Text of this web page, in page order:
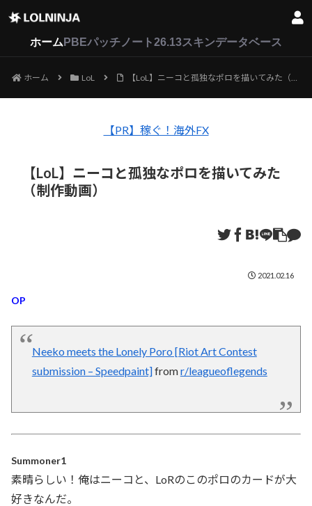
ホーム PBEパッチノート26.13スキンデータベース
ホーム LoL 【LoL】ニーコと孤独なポロを描いてみた（制作動画）
【PR】稼ぐ！海外FX
【LoL】ニーコと孤独なポロを描いてみた
（制作動画）
2021.02.16
OP
Neeko meets the Lonely Poro [Riot Art Contest
submission – Speedpaint]fromr/leagueoflegends
Summoner1
素晴らしい！俺はニーコと、LoRのこのポロのカードが大
好きなんだ。